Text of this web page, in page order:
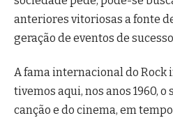
anteriores vitoriosas a fonte
geração de eventos de
A fama internacional do Rock
tivemos aqui, nos anos 1960,
canção e do cinema, em